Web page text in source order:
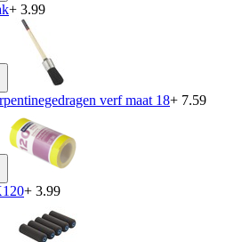
+ 3.99
verf maat 18+ 7.59
+ 3.99